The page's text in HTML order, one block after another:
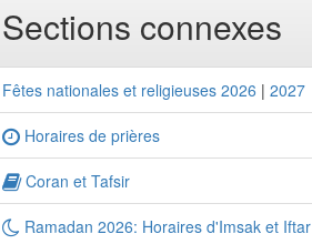
Sections connexes
Fêtes nationales et religieuses 2026 | 2027
Horaires de prières
Coran et Tafsir
Ramadan 2026: Horaires d'Imsak et Iftar